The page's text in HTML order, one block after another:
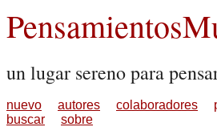
un lugar sereno para
nuevo autores colaboradores
buscar
sobre